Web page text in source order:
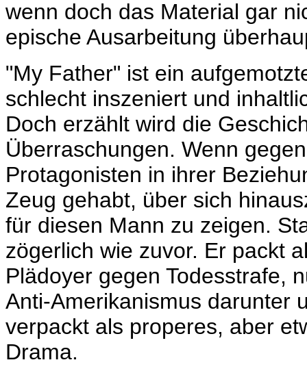
wenn doch das Material gar
epische Ausarbeitung
"My Father" ist ein
schlecht inszeniert und
Doch erzählt wird die
Überraschungen. Wenn
Protagonisten in ihrer
Zeug gehabt, über sich
für diesen Mann zu zeigen.
zögerlich wie zuvor. Er packt
Plädoyer gegen Todesstrafe,
Anti-Amerikanismus darunter
verpackt als properes, aber
Drama.